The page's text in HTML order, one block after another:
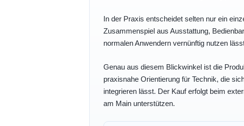
In der Praxis entscheidet selten nur ein
Zusammenspiel aus Ausstattung,
normalen Anwendern vernünftig nutzen
Genau aus diesem Blickwinkel ist die
praxisnahe Orientierung für Technik, die
integrieren lässt. Der Kauf erfolgt beim
am Main unterstützen.